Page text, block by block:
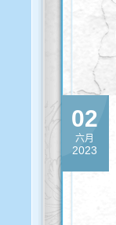
02
六月
2023